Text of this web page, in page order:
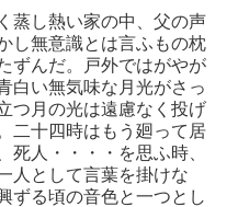
蒸し熱い家の中、父の声
し無意識とは言ふもの枕
ずんだ。戸外ではがやが
白い無気味な月光がさっ
つ月の光は遠慮なく投げ
二十四時はもう廻って居
人・・・・を思ふ時、
人として言葉を掛けな
ずる頃の音色と一つとし